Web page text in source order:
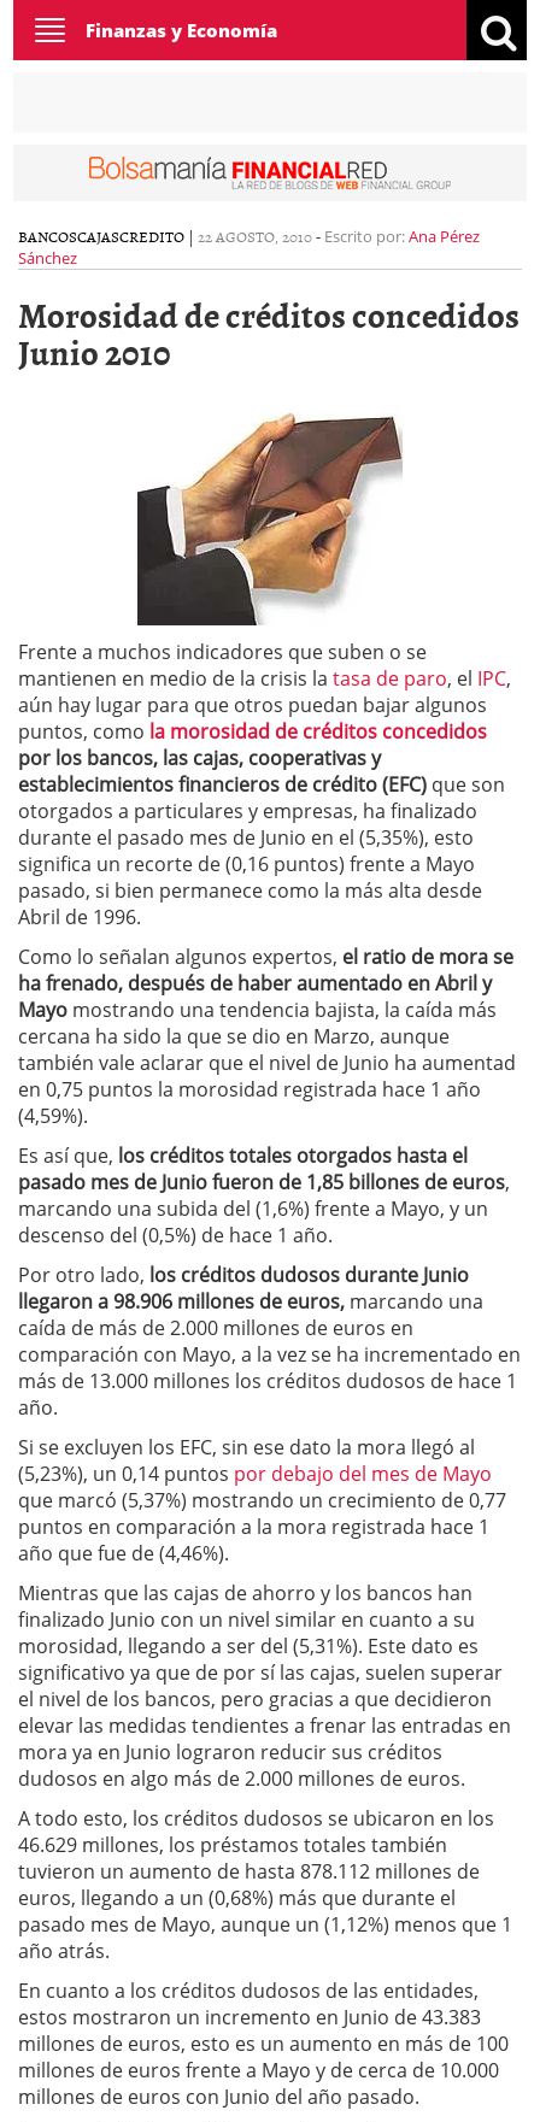
Toggle
navigation
Finanzas y Economía
BANCOSCAJASCREDITO | 22 AGOSTO, 2010- Escrito por:Ana Pérez
Sánchez
Morosidad de créditos concedidos
Junio 2010
Frente a muchos indicadores que suben o se
mantienen en medio de la crisis la tasa de paro, el IPC,
aún hay lugar para que otros puedan bajar algunos
puntos, como la morosidad de créditos concedidos
por los bancos, las cajas, cooperativas y
establecimientos financieros de crédito (EFC) que son
otorgados a particulares y empresas, ha finalizado
durante el pasado mes de Junio en el (5,35%), esto
significa un recorte de (0,16 puntos) frente a Mayo
pasado, si bien permanece como la más alta desde
Abril de 1996.
Como lo señalan algunos expertos, el ratio de mora se
ha frenado, después de haber aumentado en Abril y
Mayo mostrando una tendencia bajista, la caída más
cercana ha sido la que se dio en Marzo, aunque
también vale aclarar que el nivel de Junio ha aumentad
en 0,75 puntos la morosidad registrada hace 1 año
(4,59%).
Es así que, los créditos totales otorgados hasta el
pasado mes de Junio fueron de 1,85 billones de euros,
marcando una subida del (1,6%) frente a Mayo, y un
descenso del (0,5%) de hace 1 año.
Por otro lado, los créditos dudosos durante Junio
llegaron a 98.906 millones de euros, marcando una
caída de más de 2.000 millones de euros en
comparación con Mayo, a la vez se ha incrementado en
más de 13.000 millones los créditos dudosos de hace 1
año.
Si se excluyen los EFC, sin ese dato la mora llegó al
(5,23%), un 0,14 puntos por debajo del mes de Mayo
que marcó (5,37%) mostrando un crecimiento de 0,77
puntos en comparación a la mora registrada hace 1
año que fue de (4,46%).
Mientras que las cajas de ahorro y los bancos han
finalizado Junio con un nivel similar en cuanto a su
morosidad, llegando a ser del (5,31%). Este dato es
significativo ya que de por sí las cajas, suelen superar
el nivel de los bancos, pero gracias a que decidieron
elevar las medidas tendientes a frenar las entradas en
mora ya en Junio lograron reducir sus créditos
dudosos en algo más de 2.000 millones de euros.
A todo esto, los créditos dudosos se ubicaron en los
46.629 millones, los préstamos totales también
tuvieron un aumento de hasta 878.112 millones de
euros, llegando a un (0,68%) más que durante el
pasado mes de Mayo, aunque un (1,12%) menos que 1
año atrás.
En cuanto a los créditos dudosos de las entidades,
estos mostraron un incremento en Junio de 43.383
millones de euros, esto es un aumento en más de 100
millones de euros frente a Mayo y de cerca de 10.000
millones de euros con Junio del año pasado.